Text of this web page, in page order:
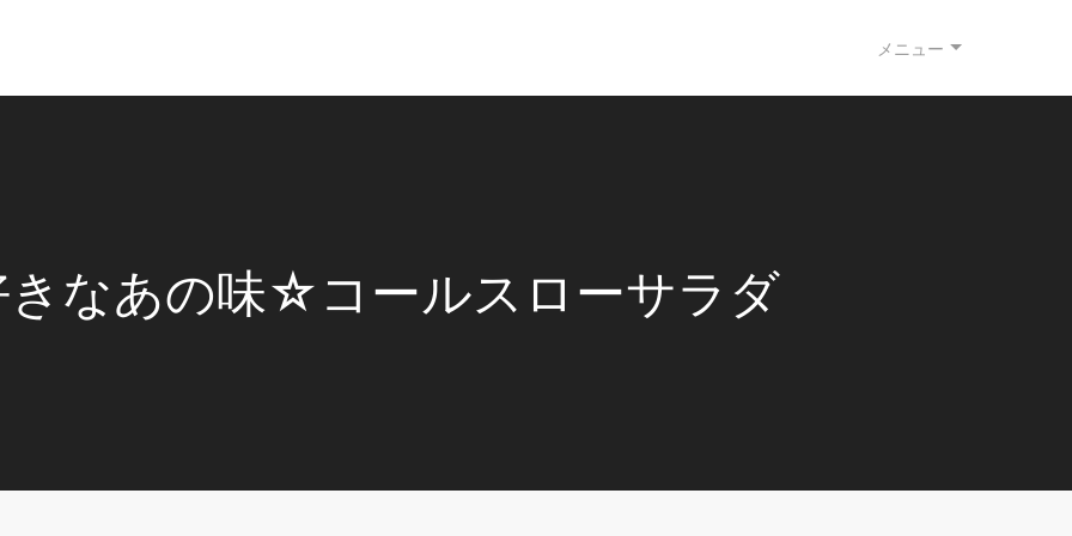
メニュー
きなあの味☆コールスローサラダ